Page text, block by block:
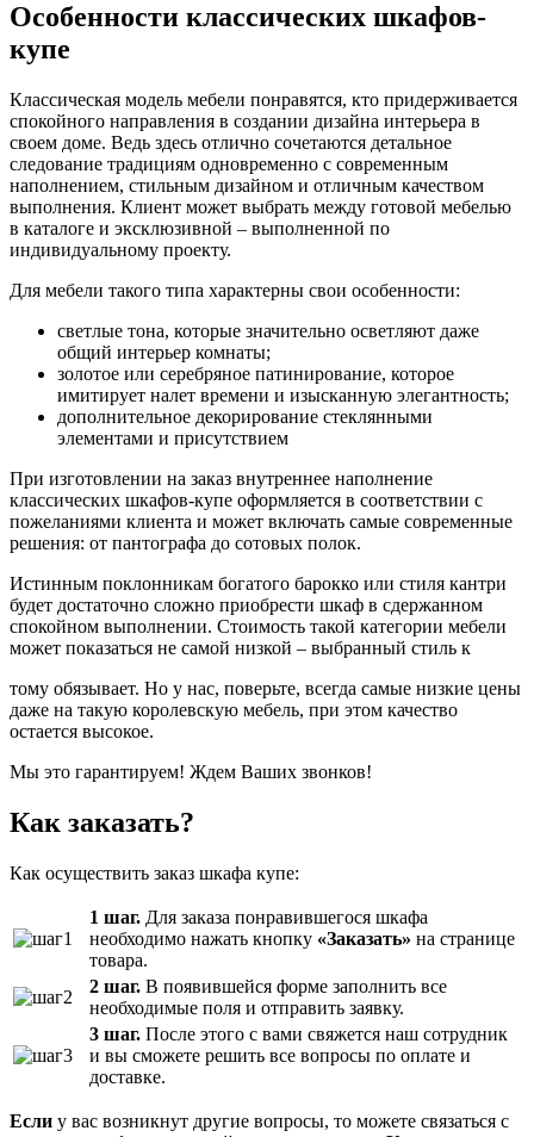
Особенности классических шкафов-
купе
Классическая модель мебели понравятся, кто придерживается
спокойного направления в создании дизайна интерьера в
своем доме. Ведь здесь отлично сочетаются детальное
следование традициям одновременно с современным
наполнением, стильным дизайном и отличным качеством
выполнения. Клиент может выбрать между готовой мебелью
в каталоге и эксклюзивной – выполненной по
индивидуальному проекту.
Для мебели такого типа характерны свои особенности:
светлые тона, которые значительно осветляют даже
общий интерьер комнаты;
золотое или серебряное патинирование, которое
имитирует налет времени и изысканную элегантность;
дополнительное декорирование стеклянными
элементами и присутствием
При изготовлении на заказ внутреннее наполнение
классических шкафов-купе оформляется в соответствии с
пожеланиями клиента и может включать самые современные
решения: от пантографа до сотовых полок.
Истинным поклонникам богатого барокко или стиля кантри
будет достаточно сложно приобрести шкаф в сдержанном
спокойном выполнении. Стоимость такой категории мебели
может показаться не самой низкой – выбранный стиль к
тому обязывает. Но у нас, поверьте, всегда самые низкие цены
даже на такую королевскую мебель, при этом качество
остается высокое.
Мы это гарантируем! Ждем Ваших звонков!
Как заказать?
Как осуществить заказ шкафа купе:
1 шаг. Для заказа понравившегося шкафа
необходимо нажать кнопку «Заказать» на странице
товара.
2 шаг. В появившейся форме заполнить все
необходимые поля и отправить заявку.
3 шаг. После этого с вами свяжется наш сотрудник
и вы сможете решить все вопросы по оплате и
доставке.
Если у вас возникнут другие вопросы, то можете связаться с